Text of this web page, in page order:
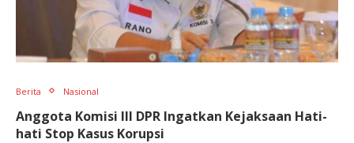
Berita Nasional
Anggota Komisi III DPR Ingatkan Kejaksaan Hati-
hati Stop Kasus Korupsi